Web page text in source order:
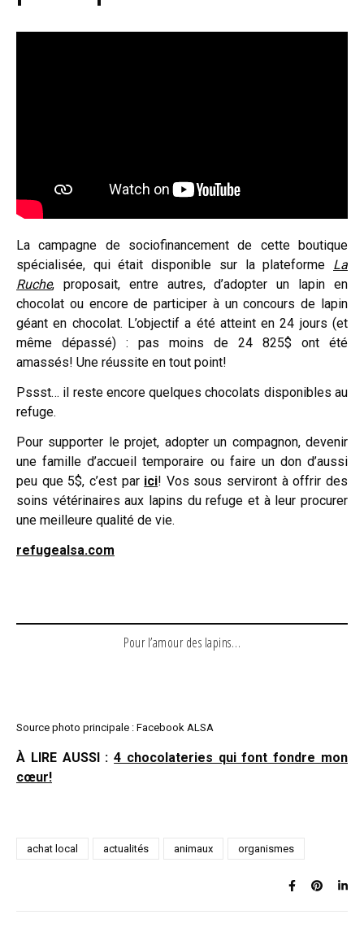
La campagne de sociofinancement de cette boutique
spécialisée, qui était disponible sur la plateforme La
Ruche, proposait, entre autres, d’adopter un lapin en
chocolat ou encore de participer à un concours de lapin
géant en chocolat. L’objectif a été atteint en 24 jours (et
même dépassé) : pas moins de 24 825$ ont été
amassés! Une réussite en tout point!
Pssst… il reste encore quelques chocolats disponibles au
refuge.
Pour supporter le projet, adopter un compagnon, devenir
une famille d’accueil temporaire ou faire un don d’aussi
peu que 5$, c’est par ici! Vos sous serviront à offrir des
soins vétérinaires aux lapins du refuge et à leur procurer
une meilleure qualité de vie.
refugealsa.com
Pour l’amour des lapins…
Source photo principale : Facebook ALSA
À LIRE AUSSI :4 chocolateries qui font fondre mon
cœur!
achat local actualités animaux organismes